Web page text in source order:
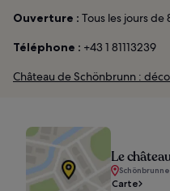
Ouverture : Tous les jours de
Téléphone : +43 1 81113239
Château de Schönbrunn :
Le
Carte